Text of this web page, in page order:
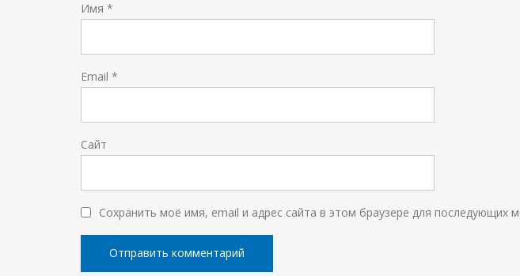
Имя *
Email *
Сайт
Сохранить моё имя, email и адрес сайта в этом браузере для последующих